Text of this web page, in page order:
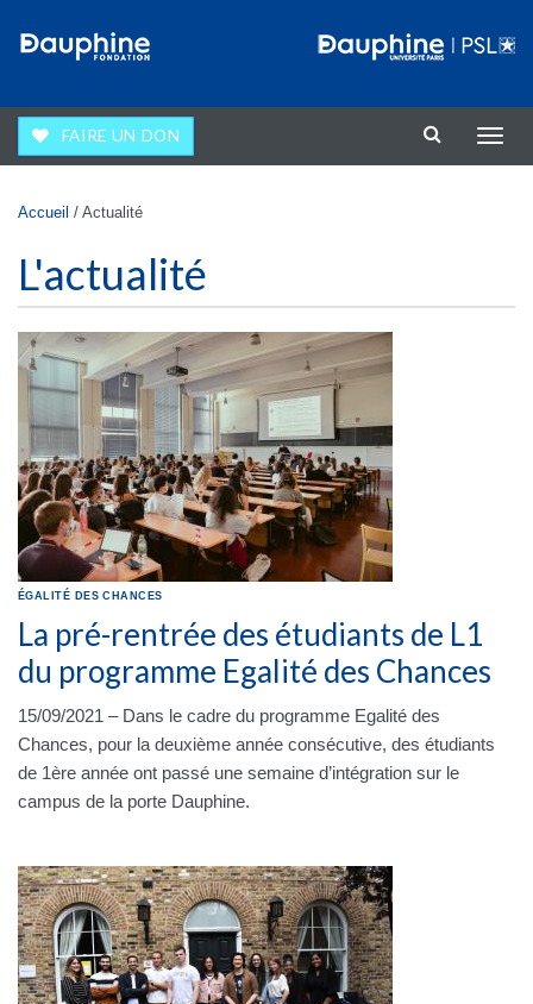
FAIRE UN DON
la
Vous êtes ici
Accueil / Actualité
L'actualité
ÉGALITÉ DES CHANCES
La pré-rentrée des étudiants de L1
du programme Egalité des Chances
15/09/2021 – Dans le cadre du programme Egalité des
Chances, pour la deuxième année consécutive, des étudiants
de 1ère année ont passé une semaine d’intégration sur le
campus de la porte Dauphine.